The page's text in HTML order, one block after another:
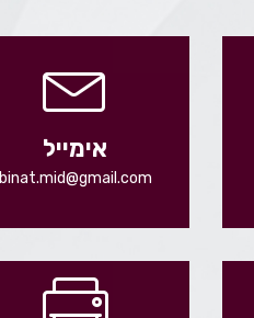
אימייל
binat.mid@gmail.com